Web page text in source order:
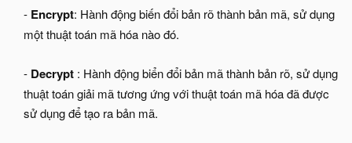
- Encrypt: Hành động biến đổi bản rõ thành bản mã, sử dụng
một thuật toán mã hóa nào đó.​
- Decrypt : Hành động biển đổi bản mã thành bản rõ, sử dụng
thuật toán giải mã tương ứng với thuật toán mã hóa đã được
sử dụng để tạo ra bản mã.​